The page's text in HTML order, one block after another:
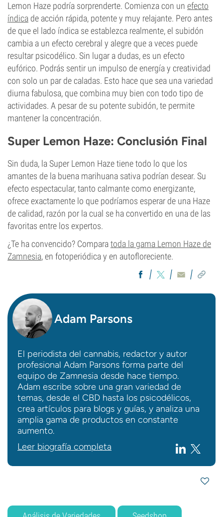
Lemon Haze podría sorprenderte. Comienza con un efecto
índica de acción rápida, potente y muy relajante. Pero antes
de que el lado índica se establezca realmente, el subidón
cambia a un efecto cerebral y alegre que a veces puede
resultar psicodélico. Sin lugar a dudas, es un efecto
eufórico. Podrás sentir un impulso de energía y creatividad
con solo un par de caladas. Esto hace que sea una variedad
diurna fabulosa, que combina muy bien con todo tipo de
actividades. A pesar de su potente subidón, te permite
mantener la concentración.
Super Lemon Haze: Conclusión Final
Sin duda, la Super Lemon Haze tiene todo lo que los
amantes de la buena marihuana sativa podrían desear. Su
efecto espectacular, tanto calmante como energizante,
ofrece exactamente lo que podríamos esperar de una Haze
de calidad, razón por la cual se ha convertido en una de las
favoritas entre los expertos.
¿Te ha convencido? Comparatoda la gama Lemon Haze de
Zamnesia, en fotoperiódica y en autofloreciente.
Adam Parsons
El periodista del cannabis, redactor y autor
profesional Adam Parsons forma parte del
equipo de Zamnesia desde hace tiempo.
Adam escribe sobre una gran variedad de
temas, desde el CBD hasta los psicodélicos,
crea artículos para blogs y guías, y analiza una
amplia gama de productos en constante
aumento.
Leer biografía completa